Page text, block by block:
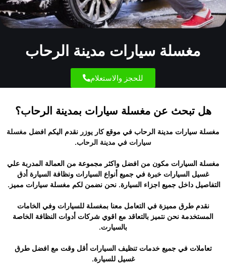
مغسلة سيارات مدينة الرحاب
للحجز والاستعلام
هل تبحث عن مغسلة سيارات بمدينة الرحاب؟
مغسلة سيارات مدينة الرحاب في موقع كار يوزر نقدم اليكم افضل مغسلة
سيارات في مدينة الرحاب.
مغسلة السيارات مكون من افضل واكثر مجموعة من العمالة المدربة علي
غسيل السيارات خبرة في جميع أنواع السيارات ونظافة السيارة أدق
التفاصيل داخل جميع اجزاء السيارة. نحن نضمن لكم مغسلة سيارات مميز.
نقدم طرق مميزة في التعامل معنا بمغسلة للسيارات وفي الخامات
المستخدمة نحن نتميز بالتعاقد مع اقوي شركات أدوات النظافة الخاصة
بالسيارت.
تعاملات في جميع خدمات تنظيف السيارات أقل وقت مع افضل طرق
غسيل للسيارة.